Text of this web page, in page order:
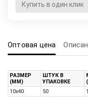
Купить в один клик
Оптовая цена
РАЗМЕР
(ММ)
ШТУК В
УПАКОВКЕ
10х40
50